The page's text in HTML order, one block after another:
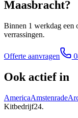
Maasbracht?
Binnen 1 werkdag een
verrassingen.
Offerte aanvragen
Ook actief in
AmericaAmstenrade
Kitbedrijf24.